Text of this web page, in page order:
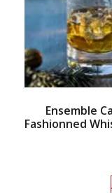
Ensemble
Fashionned